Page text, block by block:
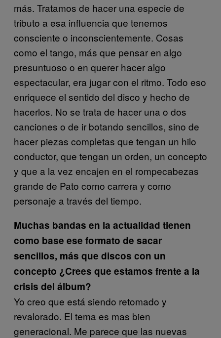
más. Tratamos de hacer una especie de
tributo a esa influencia que tenemos
consciente o inconscientemente. Cosas
como el tango, más que pensar en algo
presuntuoso o en querer hacer algo
espectacular, era jugar con el ritmo. Todo eso
enriquece el sentido del disco y hecho de
hacerlos. No se trata de hacer una o dos
canciones o de ir botando sencillos, sino de
hacer piezas completas que tengan un hilo
conductor, que tengan un orden, un concepto
y que a la vez encajen en el rompecabezas
grande de Pato como carrera y como
personaje a través del tiempo.
Muchas bandas en la actualidad tienen
como base ese formato de sacar
sencillos, más que discos con un
concepto ¿Crees que estamos frente a la
crisis del álbum?
Yo creo que está siendo retomado y
revalorado. El tema es mas bien
generacional. Me parece que las nuevas